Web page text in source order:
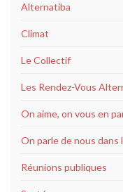
Alternatiba
Climat
Le Collectif
Les Rendez-Vous
On aime, on vous en
On parle de nous dans
Réunions publiques